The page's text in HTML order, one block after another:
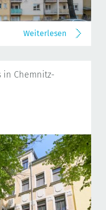
Weiterlesen
Chemnitz-